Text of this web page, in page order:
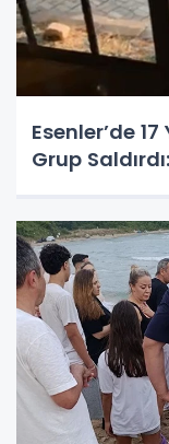
Esenler’de
Grup